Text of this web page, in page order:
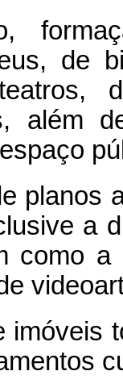
de
além
planos
a
como a
imóveis